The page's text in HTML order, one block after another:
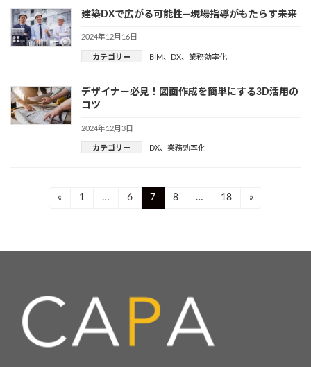
建築DXで広がる可能性—現場指導がもたらす未来
2024年12月16日
カテゴリー BIM、 DX、 業務効率化
デザイナー必見！図面作成を簡単にする3D活用の
コツ
2024年12月3日
カテゴリー DX、 業務効率化
ー
シ
« Page
1 … Page
6 Page
7 Page
8 … Page
18 »